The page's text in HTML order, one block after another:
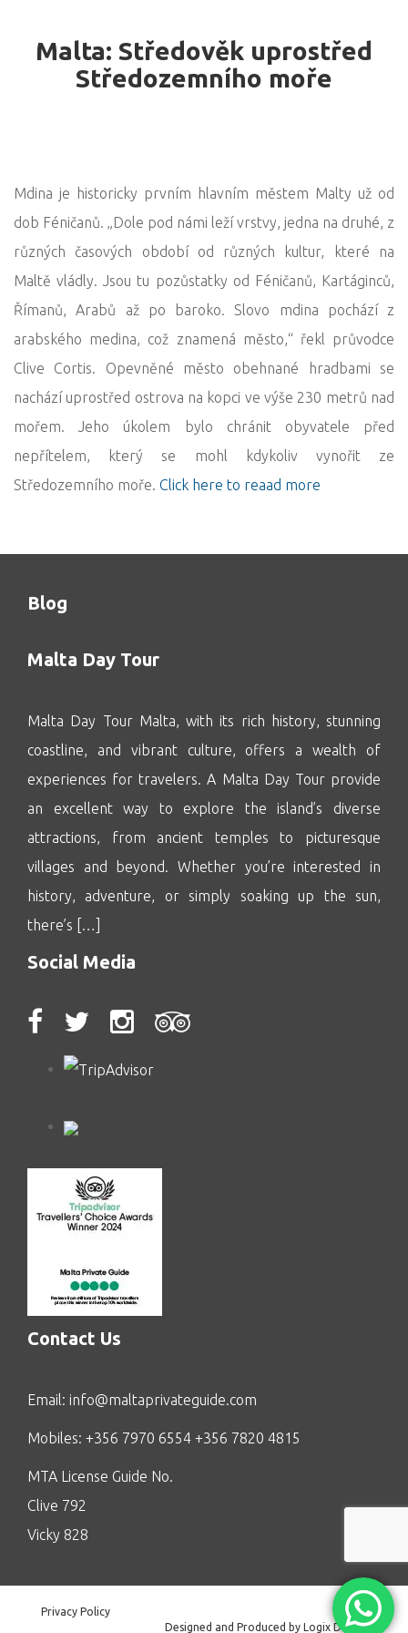
Malta: Středověk uprostřed
Středozemního moře
Mdina je historicky prvním hlavním městem Malty už od
dob Féničanů. „Dole pod námi leží vrstvy, jedna na druhé, z
různých časových období od různých kultur, které na
Maltě vládly. Jsou tu pozůstatky od Féničanů, Kartáginců,
Římanů, Arabů až po baroko. Slovo mdina pochází z
arabského medina, což znamená město,“ řekl průvodce
Clive Cortis. Opevněné město obehnané hradbami se
nachází uprostřed ostrova na kopci ve výše 230 metrů nad
mořem. Jeho úkolem bylo chránit obyvatele před
nepřítelem, který se mohl kdykoliv vynořit ze
Středozemního moře. Click here to reaad more
Blog
Malta Day Tour
Malta Day Tour Malta, with its rich history, stunning
coastline, and vibrant culture, offers a wealth of
experiences for travelers. A Malta Day Tour provide
an excellent way to explore the island’s diverse
attractions, from ancient temples to picturesque
villages and beyond. Whether you’re interested in
history, adventure, or simply soaking up the sun,
there’s […]
Social Media
Contact Us
Email: info@maltaprivateguide.com
Mobiles: +356 7970 6554 +356 7820 4815
MTA License Guide No.
Clive 792
Vicky 828
Privacy Policy
Designed and Produced by Logix Digital